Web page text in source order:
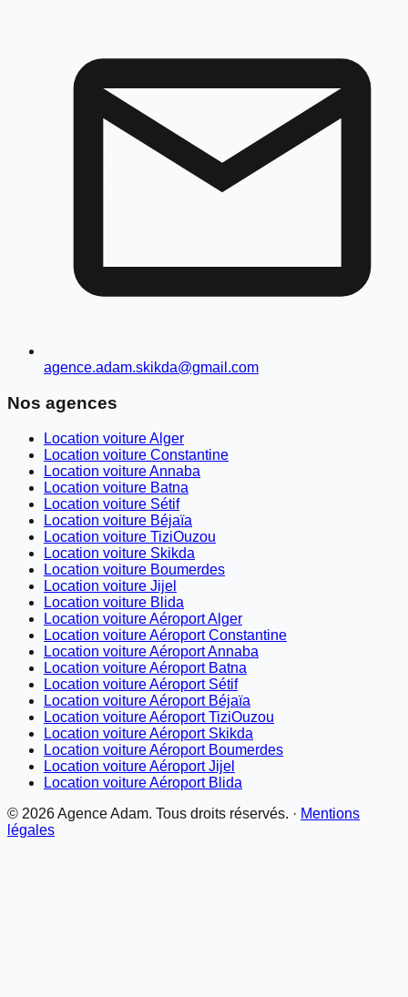
agence.adam.skikda@gmail.com
Nos agences
Location voiture Alger
Location voiture Constantine
Location voiture Annaba
Location voiture Batna
Location voiture Sétif
Location voiture Béjaïa
Location voiture TiziOuzou
Location voiture Skikda
Location voiture Boumerdes
Location voiture Jijel
Location voiture Blida
Location voiture Aéroport Alger
Location voiture Aéroport Constantine
Location voiture Aéroport Annaba
Location voiture Aéroport Batna
Location voiture Aéroport Sétif
Location voiture Aéroport Béjaïa
Location voiture Aéroport TiziOuzou
Location voiture Aéroport Skikda
Location voiture Aéroport Boumerdes
Location voiture Aéroport Jijel
Location voiture Aéroport Blida
© 2026Agence Adam. Tous droits réservés. · Mentions
légales